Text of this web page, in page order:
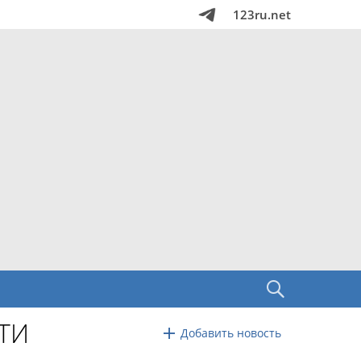
123ru.net
Добавить новость